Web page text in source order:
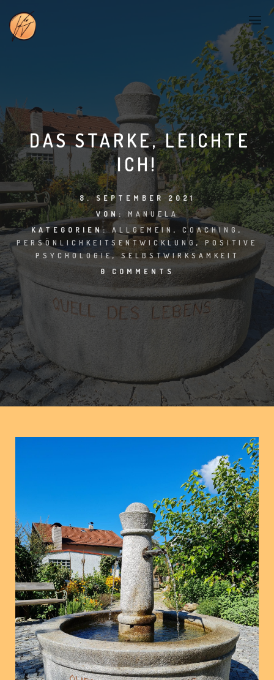
DAS STARKE, LEICHTE
ICH!
8. SEPTEMBER 2021
VON: MANUELA
KATEGORIEN: ALLGEMEIN , COACHING ,
PERSÖNLICHKEITSENTWICKLUNG , POSITIVE
PSYCHOLOGIE,SELBSTWIRKSAMKEIT
0 COMMENTS